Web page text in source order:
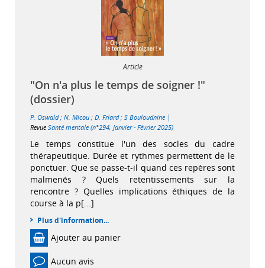
Article
"On n'a plus le temps de soigner !"
(dossier)
P. Oswald; N. Micou ; D. Friard; S Bouloudnine |
Revue Santé mentale (n°294, Janvier - Février 2025)
Le temps constitue l'un des socles du cadre
thérapeutique. Durée et rythmes permettent de le
ponctuer. Que se passe-t-il quand ces repères sont
malmenés ? Quels retentissements sur la
rencontre ? Quelles implications éthiques de la
course à la p[...]
Plus d'information...
Ajouter au panier
Aucun avis